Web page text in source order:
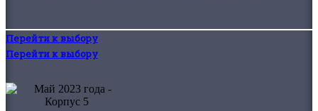
Перейти к выбору
Перейти к выбору